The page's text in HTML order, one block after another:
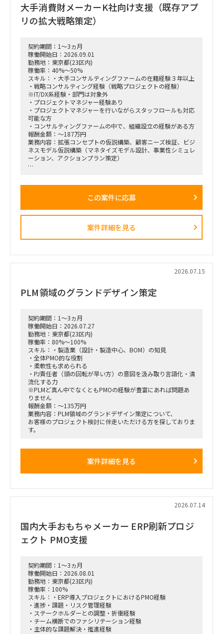
・事業再生に向けた不採算事業の見直し、プロダクトポートフ
ォリオマネジメント、組織再編計画策定、および全社コスト削
減実行支援
大手消費財メーカーK社向け支援（既存アプ
リの拡大戦略策定）
契約期間：1～3ヵ月
稼働開始日：2026.09.01
勤務地：東京都(23区内)
稼働率：40%～50%
スキル：・大手コンサルティングファームの在籍経験３年以上
・戦略コンサルティング経験（戦略プロジェクトの経験）
※IT/DX系経験・部門は対象外
・プロジェクトマネジャー経験あり
・プロジェクトマネジャーを行いながらスタッフロールも対応
可能な方
・コンサルティングファームの中で、組織設立の経験がある方
報酬金額：～187万円
業務内容：拡張コンセプトの仮説構築、顧客ニーズ検証、ビジ
ネスモデル仮説構築（マネタイズモデル設計、事業性シミュレ
ーション、アクションプラン策定）
・全社戦略・事業戦略および中期経営計画策定
競合モデル調査を通じた成長戦略立案
・M&A・アライアンス戦略の立案、ビジネスデューデリジェ
・財務モデリング（トップライン・コストの構成要素分解）を
用いた事業計画の蓋然性検証と買収効果定量化
・新規事業開発における事業コンセプト策定、プロトタイピン
ォリオマネジメント、組織再編計画策定、および全社コスト削
この案件に応募
案件詳細を見る
2026.07.15
PLM領域のグランドデザイン策定
契約期間：1～3ヵ月
稼働開始日：2026.07.27
勤務地：東京都(23区内)
稼働率：80%～100%
スキル：・製造業（設計・製造中心、BOM）の知見
・全体PMO的な役割
・柔軟性も求められる
・PJ責任者（頭の回転が早い方）の意図を汲み取り言語化・清
流化する力
※PLMど真ん中でなくともPMOの経験が豊富にあれば問題あ
りません
報酬金額：～135万円
業務内容：PLM領域のグランドデザイン策定について、
お客様のプロジェクト検討に伴走いただける方を探しておりま
す。
案件詳細を見る
2026.07.14
国内大手おもちゃメーカー ERP刷新プロジ
ェクト PMO支援
契約期間：1～3ヵ月
稼働開始日：2026.08.01
勤務地：東京都(23区内)
稼働率：100%
スキル：・ERP導入プロジェクトにおけるPMO経験
・進捗・課題・リスク管理経験
・ステークホルダーとの調整・折衝経験
・チーム横断でのファシリテーション経験
・主体的な課題解決・推進経験